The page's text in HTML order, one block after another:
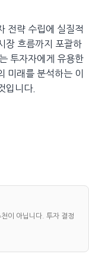
전략 수립에 실질적
장 흐름까지 포괄하
투자자에게 유용한
미래를 분석하는 이
입니다.
이 아닙니다. 투자 결정